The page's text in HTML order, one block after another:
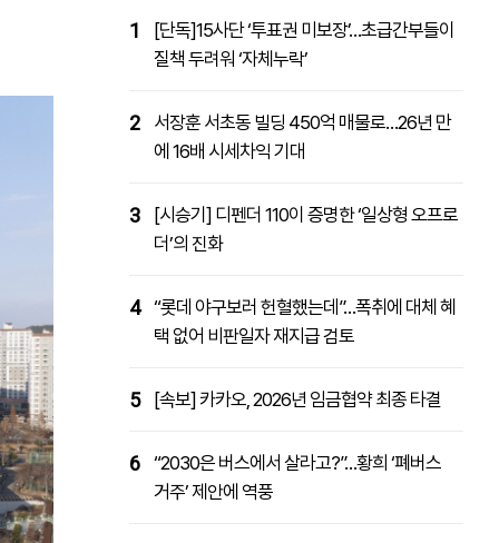
1
[단독]15사단 ‘투표권 미보장’…초급간부들이
질책 두려워 ‘자체누락’
2
서장훈 서초동 빌딩 450억 매물로…26년 만
에 16배 시세차익 기대
3
[시승기] 디펜더 110이 증명한 ‘일상형 오프로
더’의 진화
4 “롯데 야구보러 헌혈했는데”…폭취에 대체 혜
택 없어 비판일자 재지급 검토
5 [속보] 카카오, 2026년 임금협약 최종 타결
6 “2030은 버스에서 살라고?”…황희 ‘폐버스
거주’ 제안에 역풍